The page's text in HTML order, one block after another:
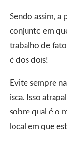
Sendo assim, a
conjunto em
trabalho de
é dos dois!
Evite sempre
isca. Isso
sobre qual é o
local em que